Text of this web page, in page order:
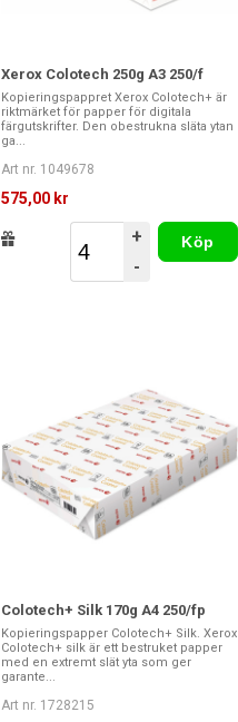
Xerox Colotech 250g A3 250/f
Kopieringspappret Xerox Colotech+ är
riktmärket för papper för digitala
färgutskrifter. Den obestrukna släta ytan
ga...
Art nr. 1049678
575,00 kr
+
-
Köp
Colotech+ Silk 170g A4 250/fp
Kopieringspapper Colotech+ Silk. Xerox
Colotech+ silk är ett bestruket papper
med en extremt slät yta som ger
garante...
Art nr. 1728215